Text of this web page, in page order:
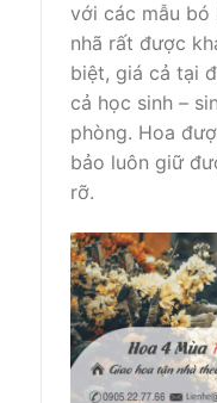
với các mẫu bó
nhã rất được
biệt, giá cả tại
cả học sinh –
phòng. Hoa
bảo luôn giữ
rỡ.